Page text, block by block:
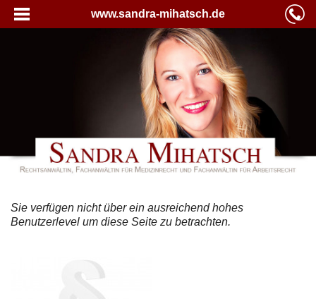
www.sandra-mihatsch.de
Sie verfügen nicht über ein ausreichend hohes
Benutzerlevel um diese Seite zu betrachten.